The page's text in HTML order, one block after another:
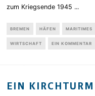
zum Kriegsende 1945 ...
BREMEN HÄFEN MARITIMES
WIRTSCHAFT EIN KOMMENTAR
EIN